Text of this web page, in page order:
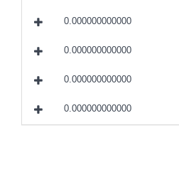
0.000000000000
0.000000000000
0.000000000000
0.000000000000